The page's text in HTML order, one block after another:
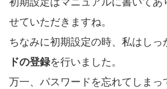
せていただきますね。
ちなみに初期設定の時、私はしっ
ドの登録を行いました。
万一、パスワードを忘れてしまっ